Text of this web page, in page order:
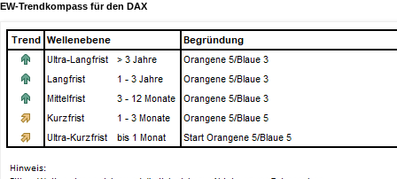
EW-Trendkompass für den DAX